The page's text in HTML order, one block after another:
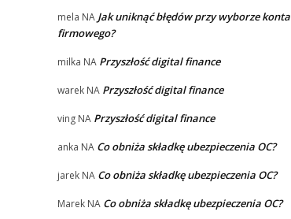
mela NA Jak uniknąć błędów przy wyborze konta
firmowego?
milka NA Przyszłość digital finance
warek NA Przyszłość digital finance
ving NA Przyszłość digital finance
anka NA Co obniża składkę ubezpieczenia OC?
jarek NA Co obniża składkę ubezpieczenia OC?
Marek NA Co obniża składkę ubezpieczenia OC?